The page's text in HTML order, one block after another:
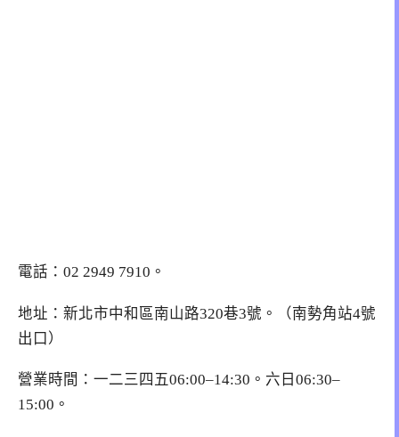
電話： 02 2949 7910 。
地址：新北市中和區南山路320巷3號。（南勢角站4號
出口）
營業時間：一二三四五06:00–14:30。六日06:30–
15:00。